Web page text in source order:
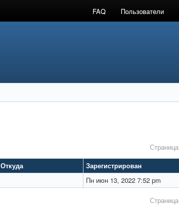
FAQ Пользователи
Страница
Откуда
Зарегистрирован
Пн июн 13, 2022 7:52 pm
Страница